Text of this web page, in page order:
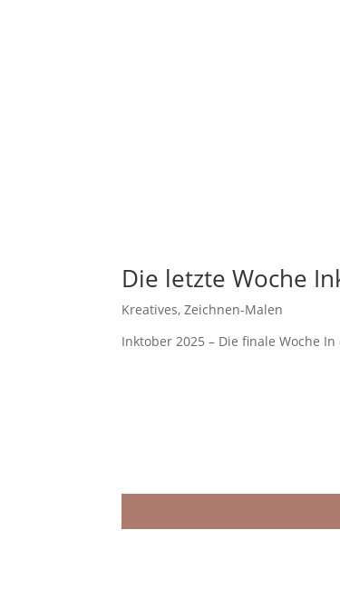
Die letzte Woche
Kreatives,Zeichnen-Malen
Inktober 2025 – Die finale Woche